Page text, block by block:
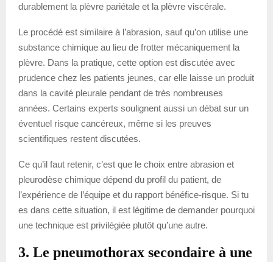
durablement la plèvre pariétale et la plèvre viscérale.
Le procédé est similaire à l’abrasion, sauf qu’on utilise une
substance chimique au lieu de frotter mécaniquement la
plèvre. Dans la pratique, cette option est discutée avec
prudence chez les patients jeunes, car elle laisse un produit
dans la cavité pleurale pendant de très nombreuses
années. Certains experts soulignent aussi un débat sur un
éventuel risque cancéreux, même si les preuves
scientifiques restent discutées.
Ce qu’il faut retenir, c’est que le choix entre abrasion et
pleurodèse chimique dépend du profil du patient, de
l’expérience de l’équipe et du rapport bénéfice-risque. Si tu
es dans cette situation, il est légitime de demander pourquoi
une technique est privilégiée plutôt qu’une autre.
3. Le pneumothorax secondaire à une